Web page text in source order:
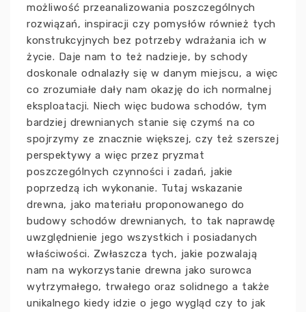
możliwość przeanalizowania poszczególnych
rozwiązań, inspiracji czy pomysłów również tych
konstrukcyjnych bez potrzeby wdrażania ich w
życie. Daje nam to też nadzieje, by schody
doskonale odnalazły się w danym miejscu, a więc
co zrozumiałe dały nam okazję do ich normalnej
eksploatacji. Niech więc budowa schodów, tym
bardziej drewnianych stanie się czymś na co
spojrzymy ze znacznie większej, czy też szerszej
perspektywy a więc przez pryzmat
poszczególnych czynności i zadań, jakie
poprzedzą ich wykonanie. Tutaj wskazanie
drewna, jako materiału proponowanego do
budowy schodów drewnianych, to tak naprawdę
uwzględnienie jego wszystkich i posiadanych
właściwości. Zwłaszcza tych, jakie pozwalają
nam na wykorzystanie drewna jako surowca
wytrzymałego, trwałego oraz solidnego a także
unikalnego kiedy idzie o jego wygląd czy to jak